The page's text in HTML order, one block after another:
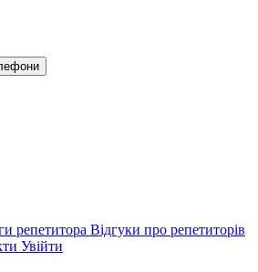
репетитора Відгуки про репетиторів
Увійти